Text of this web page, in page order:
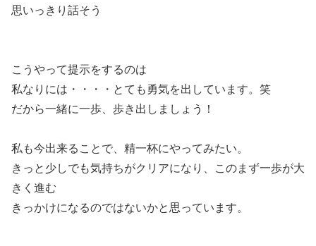
思いっきり話そう
こうやって提示をするのは
私なりには・・・・とても勇気を出しています。笑
だから一緒に一歩、歩き出しましょう！
私も今出来ることで、精一杯にやってみたい。
きっと少しでも気持ちがクリアになり、このまず一歩が大
きく進む
きっかけになるのではないかと思っています。